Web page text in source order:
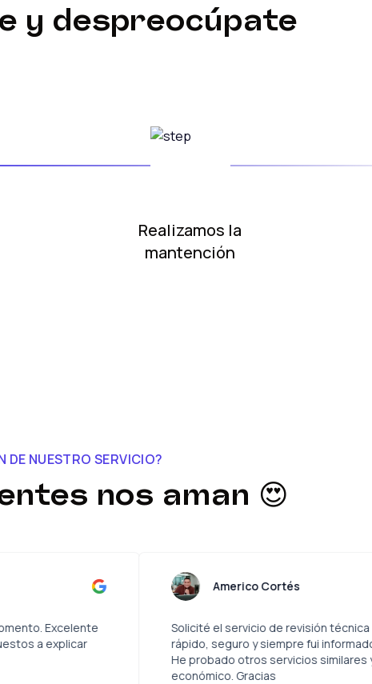
y despreocúpate
Realizamos la
mantención
DE NUESTRO SERVICIO?
nos aman 😍
en todo momento. Excelente
atentos y dispuestos a explicar
Solicité el servicio
rápido, seguro y
He probado otros
económico. Gracias